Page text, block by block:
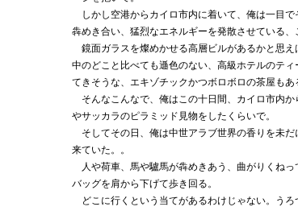
しかし空港からカイロ市内に着いて、俺は一目
犇めき合い、猛烈なエネルギーを発散させている、
鏡面ガラスを燦めかせる高層ビルがあるかと思
中のどこと比べても遜色のない、高級ホテルのテ
てきそうな、エキゾチックかつボロボロの茶屋もあ
そんなこんなで、俺はこの十日間、カイロ市内
やサッカラのピラミッド見物をしたくらいで。
そしてその日、俺は中世アラブ世界の香りを未
来ていた。。
人や荷車、馬や驢馬が犇めきあう、曲がりくね
バッグを肩から下げて歩き回る。
どこに行くという当てがあるわけじゃない。う